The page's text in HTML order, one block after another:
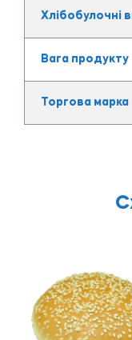
Хлібобулочні
Вага продукту
Торгова марка